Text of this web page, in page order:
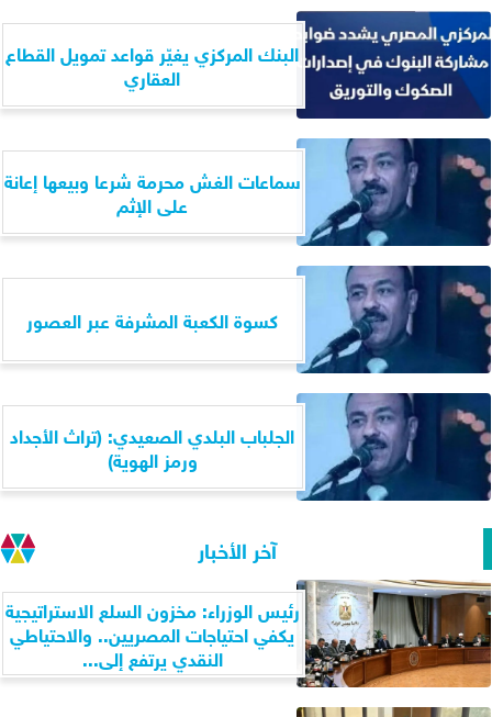
البنك المركزي يغيّر قواعد تمويل القطاع
العقاري
سماعات الغش محرمة شرعا وبيعها إعانة
على الإثم
كسوة الكعبة المشرفة عبر العصور
الجلباب البلدي الصعيدي: (تراث الأجداد
ورمز الهوية)
آخر الأخبار
رئيس الوزراء: مخزون السلع الاستراتيجية
يكفي احتياجات المصريين.. والاحتياطي
النقدي يرتفع إلى...